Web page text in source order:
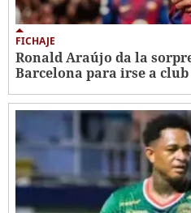
FICHAJE
Ronald Araújo da la
Barcelona para irse a